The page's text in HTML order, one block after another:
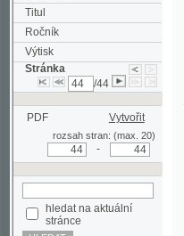
Ročník
Výtisk
Stránka
PDF Vytvořit
rozsah stran: (max. 20)
stránce
Pokročilé vyhledávání